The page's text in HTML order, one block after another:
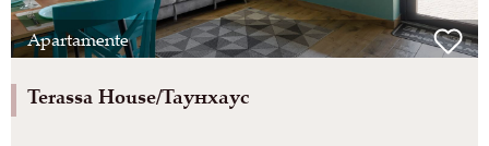
Apartamente
Terassa House/Таунхаус